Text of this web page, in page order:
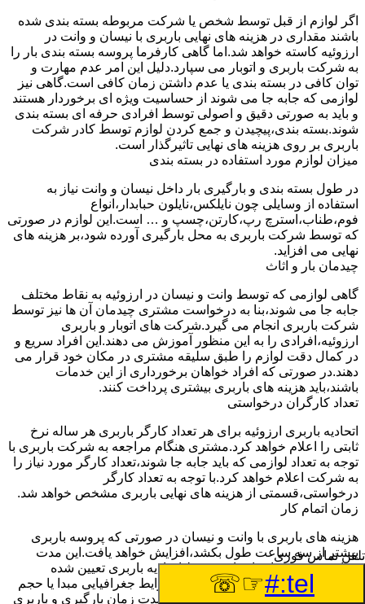
اگر لوازم از قبل توسط شخص یا شرکت مربوطه بسته بندی شده
باشند مقداری در هزینه های نهایی باربری با نیسان و وانت در
ارزوئیه کاسته خواهد شد.اما گاهی کارفرما پروسه بسته بندی بار را
به شرکت باربری و اتوبار می سپارد.دلیل این امر عدم مهارت و
توان کافی در بسته بندی یا عدم داشتن زمان کافی است.گاهی نیز
لوازمی که جابه جا می شوند از حساسیت ویژه ای برخوردار هستند
و باید به صورتی دقیق و اصولی توسط افرادی حرفه ای بسته بندی
شوند.بسته بندی،پیچیدن و جمع کردن لوازم توسط کادر شرکت
باربری بر روی هزینه های نهایی تاثیرگذار است.
میزان لوازم مورد استفاده در بسته بندی
در طول بسته بندی و بارگیری بار داخل نیسان و وانت نیاز به
استفاده از وسایلی چون نایلکس،نایلون حبابدار،انواع
فوم،طناب،استرچ رپ،کارتن،چسپ و … است.این لوازم در صورتی
که توسط شرکت باربری به محل بارگیری آورده شود،بر هزینه های
نهایی می افزاید.
چیدمان بار و اثاث
گاهی لوازمی که توسط وانت و نیسان در ارزوئیه به نقاط مختلف
جابه جا می شوند،بنا به درخواست مشتری چیدمان آن ها نیز توسط
شرکت باربری انجام می گیرد.شرکت های اتوبار و باربری
ارزوئیه،افرادی را به این منظور آموزش می دهند.این افراد سریع و
در کمال دقت لوازم را طبق سلیقه مشتری در مکان خود قرار می
دهند.در صورتی که افراد خواهان برخورداری از این خدمات
باشند،باید هزینه های باربری بیشتری پرداخت کنند.
تعداد کارگران درخواستی
اتحادیه باربری ارزوئیه برای هر تعداد کارگر باربری هر ساله نرخ
ثابتی را اعلام خواهد کرد.مشتری هنگام مراجعه به شرکت باربری با
توجه به تعداد لوازمی که باید جابه جا شوند،تعداد کارگر مورد نیاز را
به شرکت اعلام خواهد کرد.با توجه به تعداد کارگر
درخواستی،قسمتی از هزینه های نهایی باربری مشخص خواهد شد.
زمان اتمام کار
هزینه های باربری با وانت و نیسان در صورتی که پروسه باربری
بیشتر از سه ساعت طول بکشد،افزایش خواهد یافت.این مدت
زمان به صورت استادندارد توسط اتحادیه باربری تعیین شده
است.عواملی مثل آب وهوا،ترافیک،شرایط جغرافیایی مبدا یا حجم
زیاد لوازم ممکن است باعث افزایش مدت زمان بارگیری و باربری
تلفن تماس فوری
tel:#
☞☏